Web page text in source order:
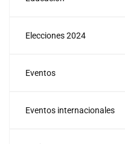
Elecciones 2024
Eventos
Eventos internacionales